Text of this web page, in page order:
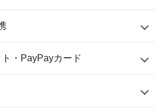
・PayPayカード